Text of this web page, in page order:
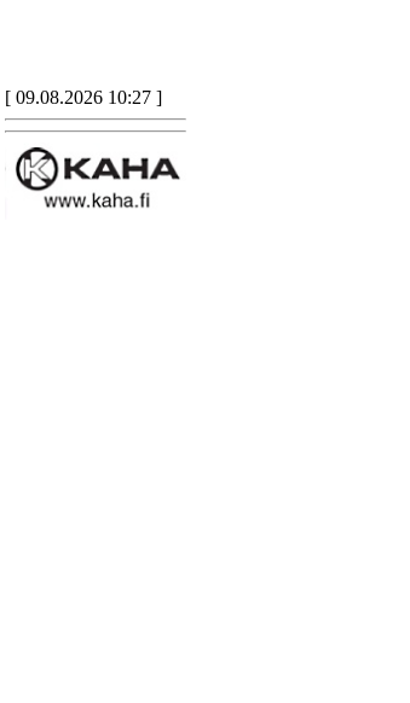
[ 09.08.2026 10:27 ]